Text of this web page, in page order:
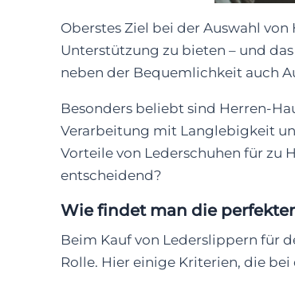
Oberstes Ziel bei der Auswahl
Unterstützung zu bieten – und
neben der Bequemlichkeit auch
Besonders beliebt sind Herren-
Verarbeitung mit Langlebigkeit
Vorteile von Lederschuhen für zu
entscheidend?
Wie findet man die
Beim Kauf von Lederslippern für
Rolle. Hier einige Kriterien, die